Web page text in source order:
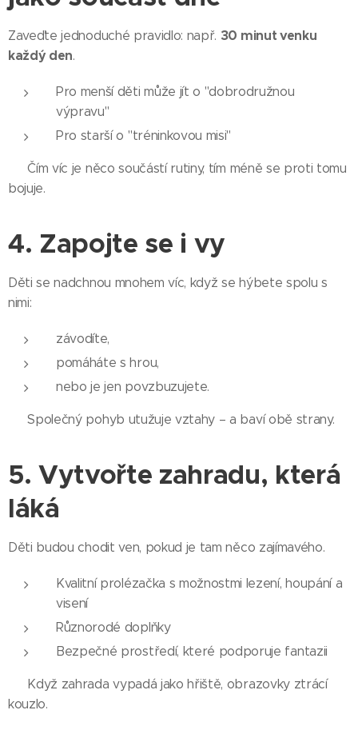
Zaveďte jednoduché pravidlo: např. 30 minut venku
každý den.
Pro menší děti může jít o "dobrodružnou
výpravu"
Pro starší o "tréninkovou misi"
⏱️ Čím víc je něco součástí rutiny, tím méně se proti tomu
bojuje.
4. Zapojte se i vy
Děti se nadchnou mnohem víc, když se hýbete spolu s
nimi:
závodíte,
pomáháte s hrou,
nebo je jen povzbuzujete.
👨‍👩‍👧‍👦 Společný pohyb utužuje vztahy – a baví obě strany.
5. Vytvořte zahradu, která
láká
Děti budou chodit ven, pokud je tam něco zajímavého.
Kvalitní prolézačka s možnostmi lezení, houpání a
visení
Různorodé doplňky
Bezpečné prostředí, které podporuje fantazii
🌳 Když zahrada vypadá jako hřiště, obrazovky ztrácí
kouzlo.